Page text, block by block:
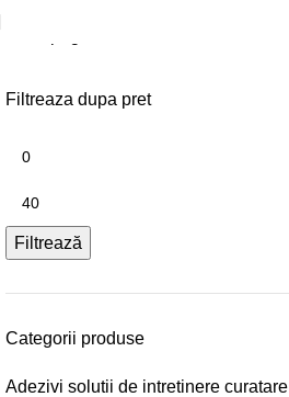
Filtreaza dupa pret
Filtrează
Categorii produse
Adezivi solutii de intretinere curatare